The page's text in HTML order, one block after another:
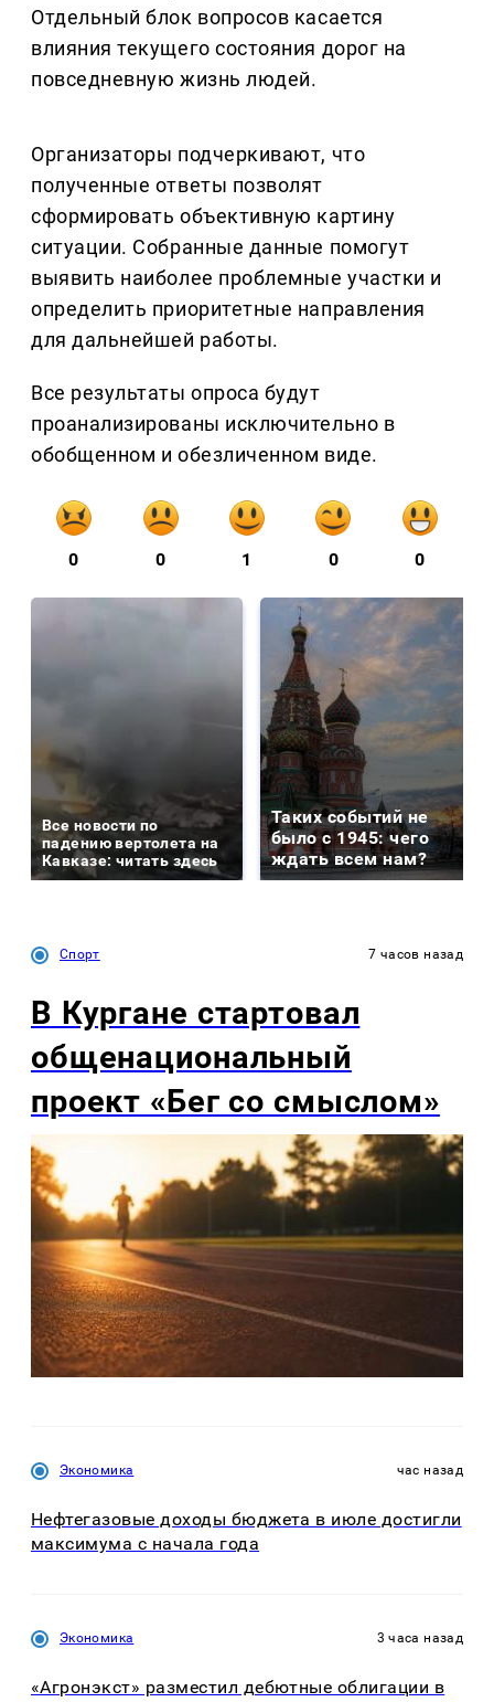
Отдельный блок вопросов касается
влияния текущего состояния дорог на
повседневную жизнь людей.
Организаторы подчеркивают, что
полученные ответы позволят
сформировать объективную картину
ситуации. Собранные данные помогут
выявить наиболее проблемные участки и
определить приоритетные направления
для дальнейшей работы.
Все результаты опроса будут
проанализированы исключительно в
обобщенном и обезличенном виде.
0 0 1 0 0
Все новости по
падению вертолета на
Кавказе: читать здесь
Таких событий не
было с 1945: чего
ждать всем нам?
Спорт 7 часов назад
В Кургане стартовал
общенациональный
проект «Бег со смыслом»
Экономика час назад
Нефтегазовые доходы бюджета в июле достигли
максимума с начала года
Экономика 3 часа назад
«Агронэкст» разместил дебютные облигации в